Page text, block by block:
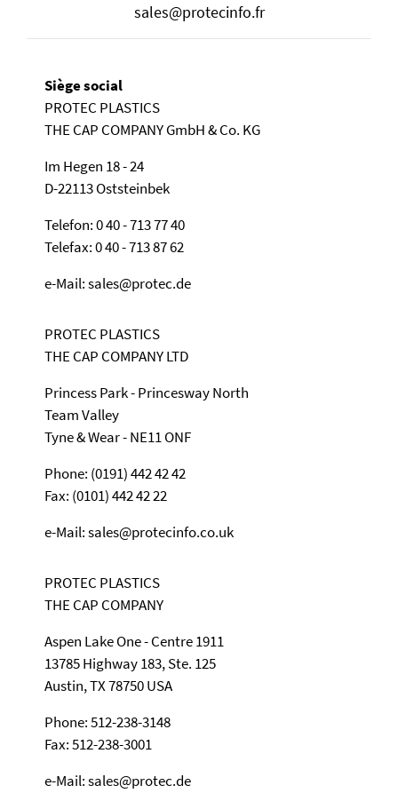
sales@protecinfo.fr
Siège social
PROTEC PLASTICS
THE CAP COMPANY GmbH & Co. KG
Im Hegen 18 - 24
D-22113 Oststeinbek
Telefon: 0 40 - 713 77 40
Telefax: 0 40 - 713 87 62
e-Mail: sales@protec.de
PROTEC PLASTICS
THE CAP COMPANY LTD
Princess Park - Princesway North
Team Valley
Tyne & Wear - NE11 ONF
Phone: (0191) 442 42 42
Fax: (0101) 442 42 22
e-Mail: sales@protecinfo.co.uk
PROTEC PLASTICS
THE CAP COMPANY
Aspen Lake One - Centre 1911
13785 Highway 183, Ste. 125
Austin, TX 78750 USA
Phone: 512-238-3148
Fax: 512-238-3001
e-Mail: sales@protec.de